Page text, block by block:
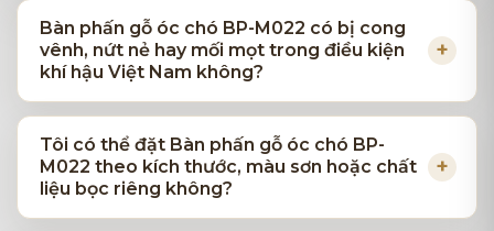
Bàn phấn gỗ óc chó BP-M022 có bị cong
vênh, nứt nẻ hay mối mọt trong điều kiện
khí hậu Việt Nam không?
Tôi có thể đặt Bàn phấn gỗ óc chó BP-
M022 theo kích thước, màu sơn hoặc chất
liệu bọc riêng không?